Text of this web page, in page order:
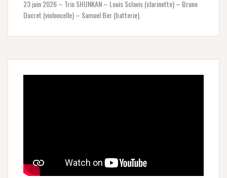
23 juin 2026 – Trio SHUNKAN – Louis Sclavis (clarinette) – Bruno
Ducret (violoncelle) – Samuel Ber (batterie).